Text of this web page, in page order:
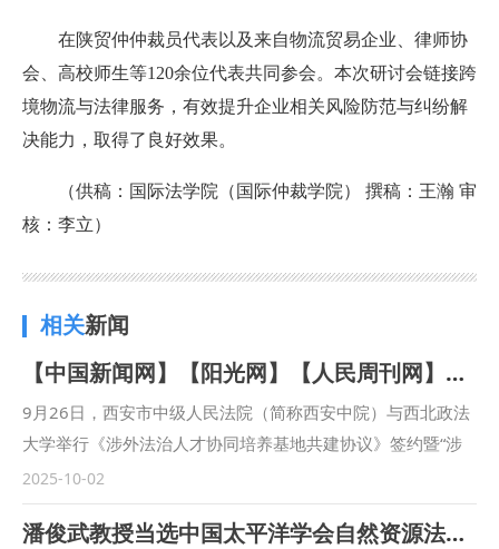
在陕贸仲仲裁员代表以及来自物流贸易企业、律师协
会、高校师生等120余位代表共同参会。本次研讨会链接跨
境物流与法律服务，有效提升企业相关风险防范与纠纷解
决能力，取得了良好效果。
（供稿：国际法学院（国际仲裁学院） 撰稿：王瀚 审
核：李立）
相关新闻
【中国新闻网】【阳光网】【人民周刊网】【今日头条】【起点新闻】【三秦都市报】西安市中级人民法院与西北政法大学联合建立涉外法治人才协同培养基地
9月26日，西安市中级人民法院（简称西安中院）与西北政法
大学举行《涉外法治人才协同培养基地共建协议》签约暨“涉
外法治人才协同培养基地”揭牌仪式。西安中院党组书记、院
长赵雷，西北政法大学党委副书记、校长范九利出席会议并致
辞，共同为“涉外法治人才协同培养基地”揭牌。西安中院审判
2025-10-02
潘俊武教授当选中国太平洋学会自然资源法学研究分会副会长